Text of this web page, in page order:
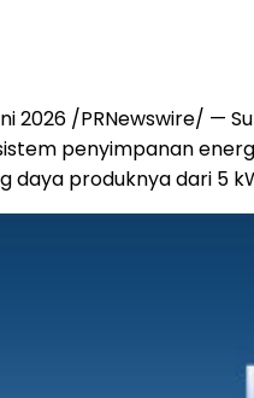
2026 /PRNewswire/
penyimpanan
produknya dari 5